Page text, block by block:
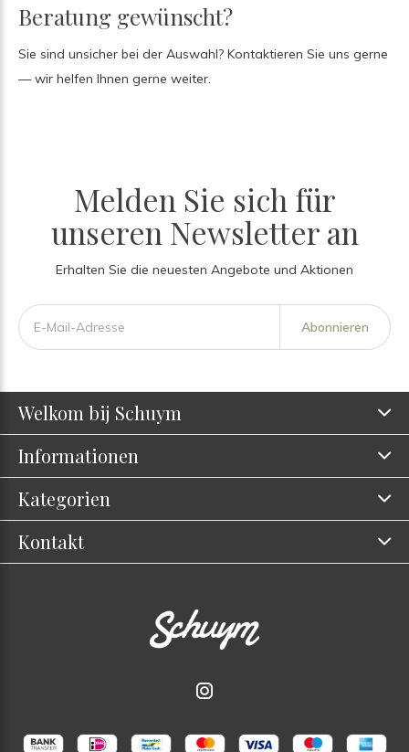
Beratung gewünscht?
Sie sind unsicher bei der Auswahl? Kontaktieren Sie uns gerne
— wir helfen Ihnen gerne weiter.
Melden Sie sich für
unseren Newsletter an
Erhalten Sie die neuesten Angebote und Aktionen
Abonnieren
Welkom bij Schuym
Informationen
Kategorien
Kontakt